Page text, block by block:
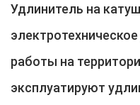
Удлинитель на
работы на
эксплуатируют